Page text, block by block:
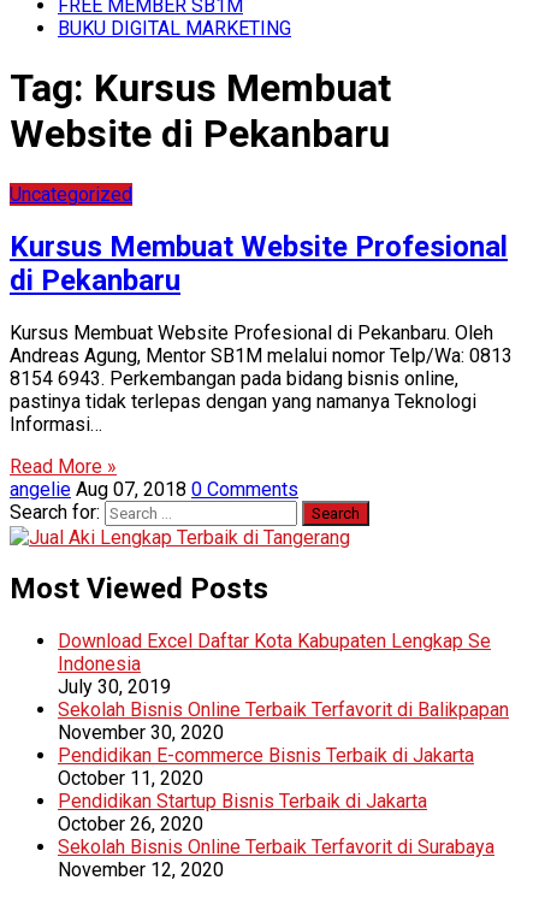
FREE MEMBER SB1M
BUKU DIGITAL MARKETING
Tag: Kursus Membuat
Website di Pekanbaru
Uncategorized
Kursus Membuat Website Profesional
di Pekanbaru
Kursus Membuat Website Profesional di Pekanbaru. Oleh
Andreas Agung, Mentor SB1M melalui nomor Telp/Wa: 0813
8154 6943. Perkembangan pada bidang bisnis online,
pastinya tidak terlepas dengan yang namanya Teknologi
Informasi…
Read More »
angelie Aug 07, 2018 0 Comments
Search for:
Most Viewed Posts
Download Excel Daftar Kota Kabupaten Lengkap Se
Indonesia
July 30, 2019
Sekolah Bisnis Online Terbaik Terfavorit di Balikpapan
November 30, 2020
Pendidikan E-commerce Bisnis Terbaik di Jakarta
October 11, 2020
Pendidikan Startup Bisnis Terbaik di Jakarta
October 26, 2020
Sekolah Bisnis Online Terbaik Terfavorit di Surabaya
November 12, 2020